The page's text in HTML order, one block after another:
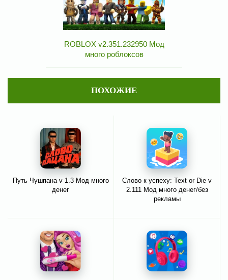
ROBLOX v2.351.232950 Мод
много роблоксов
ПОХОЖИЕ
Путь Чушпана v 1.3 Мод много
денег
Слово к успеху: Text or Die v
2.111 Мод много денег/без
рекламы